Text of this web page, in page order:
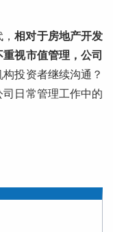
，相对于房地产开发
视市值管理，公司
投资者继续沟通？
日常管理工作中的